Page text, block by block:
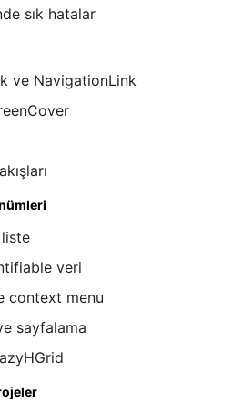
sık hatalar
ve NavigationLink
veri
context menu
sayfalama